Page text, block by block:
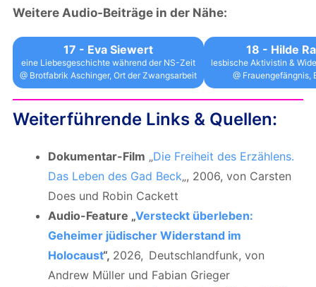
Weitere Audio-Beiträge in der Nähe:
17 - Eva Siewert
eine Liebesgeschichte während der NS-Zeit
@ Brotfabrik Aschinger, Ort der Zwangsarbeit
18 - Hilde
lesbische Aktivistin &
@ Frauengefängnis,
Weiterführende Links & Quellen:
Dokumentar-Film „Die Freiheit des Erzählens.
Das Leben des Gad Beck„, 2006, von Carsten
Does und Robin Cackett
Audio-Feature „Versteckt überleben:
Geheimer jüdischer Widerstand im
Holocaust“, 2026, Deutschlandfunk, von
Andrew Müller und Fabian Grieger